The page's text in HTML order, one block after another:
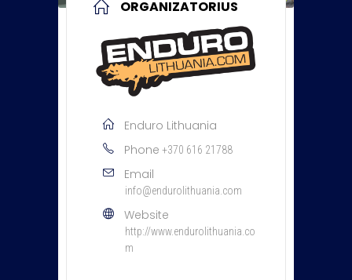
ORGANIZATORIUS
Enduro Lithuania
Phone +370 616 21788
Email
info@endurolithuania.com
Website
http://www.endurolithuania.co
m